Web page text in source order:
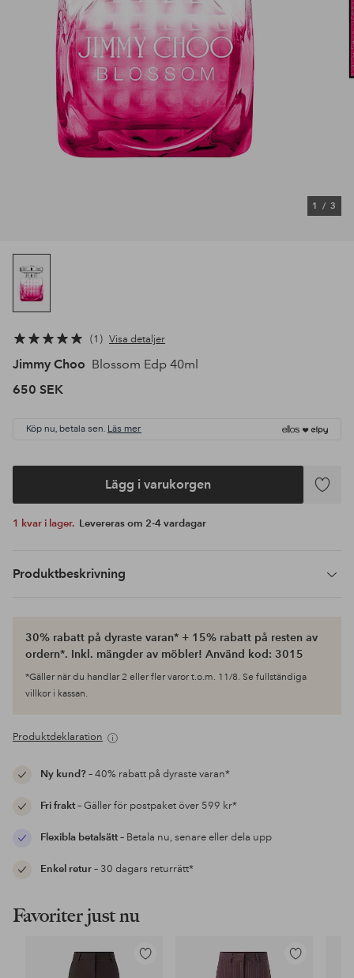
1 / 3
1 Visa detaljer
Jimmy Choo Blossom Edp 40ml
650 SEK
Köp nu, betala sen. Läs mer
Lägg i varukorgen
Lägg
1 kvar i lager. Levereras om 2-4 vardagar
Produktbeskrivning
30% rabatt på dyraste varan* + 15% rabatt på resten av
ordern*. Inkl. mängder av möbler! Använd kod: 3015
*Gäller när du handlar 2 eller fler varor t.o.m. 11/8. Se fullständiga
villkor i kassan.
Produktdeklaration
Ny kund?– 40% rabatt på dyraste varan*
Fri frakt– Gäller för postpaket över 599 kr*
Flexibla betalsätt– Betala nu, senare eller dela upp
Enkel retur– 30 dagars returrätt*
Favoriter just nu
Lägg
Lägg